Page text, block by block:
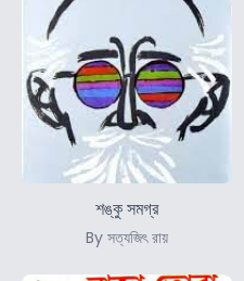
শঙ্কু সমগ্র
By সত্যজিৎ রায়